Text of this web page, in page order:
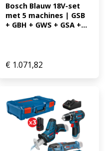
Bosch Blauw 18V-set
met 5 machines | GSB
+ GBH + GWS + GSA +...
€ 1.071,82